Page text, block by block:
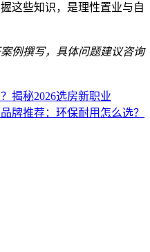
这些知识，是理性置业与自
例撰写，具体问题建议咨询
揭秘2026选房新职业
牌推荐：环保耐用怎么选？